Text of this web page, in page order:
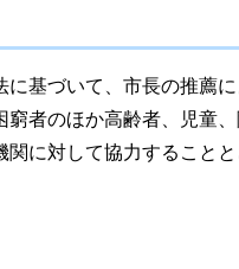
に基づいて、市長の推薦
窮者のほか高齢者、児童
に対して協力することと